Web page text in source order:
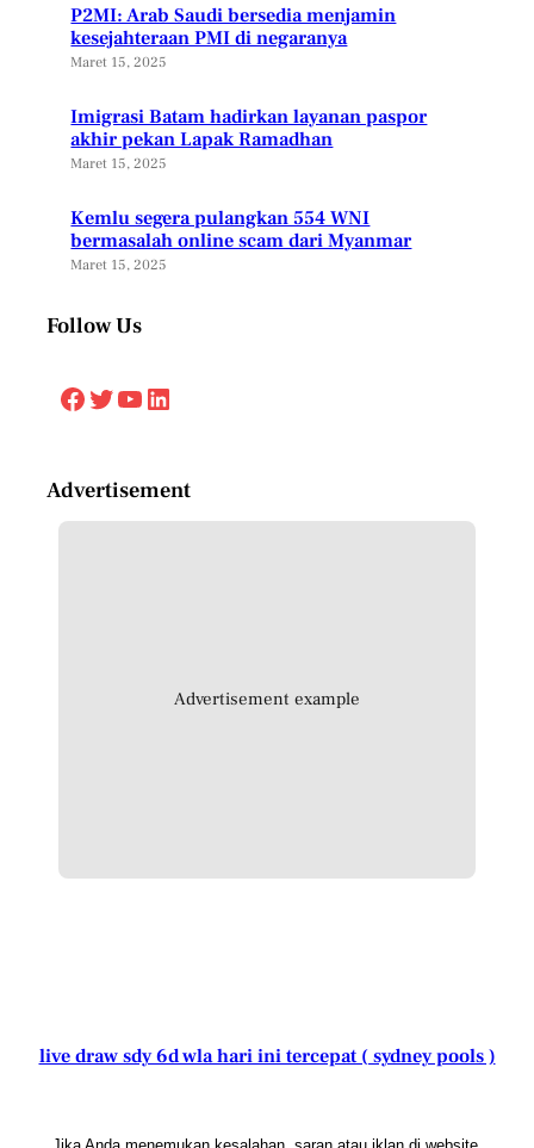
P2MI: Arab Saudi bersedia menjamin
kesejahteraan PMI di negaranya
Maret 15, 2025
Imigrasi Batam hadirkan layanan paspor
akhir pekan Lapak Ramadhan
Maret 15, 2025
Kemlu segera pulangkan 554 WNI
bermasalah online scam dari Myanmar
Maret 15, 2025
Follow Us
Facebook Twitter YouTube LinkedIn
Advertisement
Advertisement example
live draw sdy 6d wla hari ini tercepat ( sydney pools )